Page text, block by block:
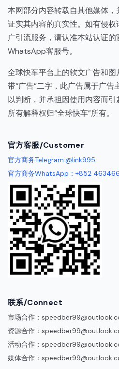
本网部分内容转载自其他媒体
证实其内容的真实性。如有侵
广引流服务，请认准本站认证的
WhatsApp客服号。
全球快车平台上的软文广告和
带“广告”二字，此广告属于广
以判断，并承担因使用内容而
所有解释权归“全球快车”所有。
官方客服/Customer
官方商务Telegram:@link995
官方商务WhatsApp：+852
联系/Connect
市场合作：
资源合作：
活动合作：
媒体合作：